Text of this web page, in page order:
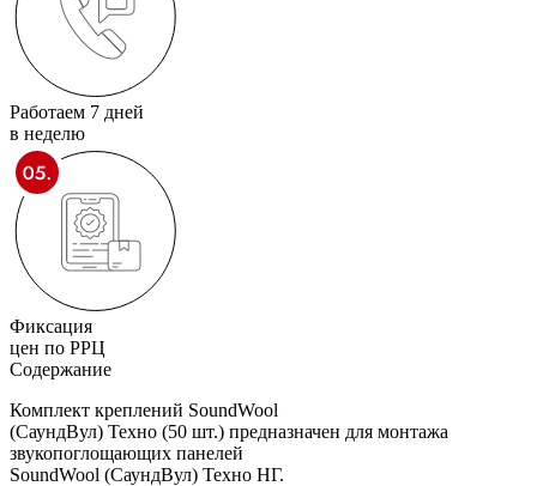
Работаем 7 дней
в неделю
Фиксация
цен по РРЦ
Содержание
Комплект креплений SoundWool
(СаундВул) Техно (50 шт.) предназначен для монтажа
звукопоглощающих панелей
SoundWool (СаундВул) Техно НГ.